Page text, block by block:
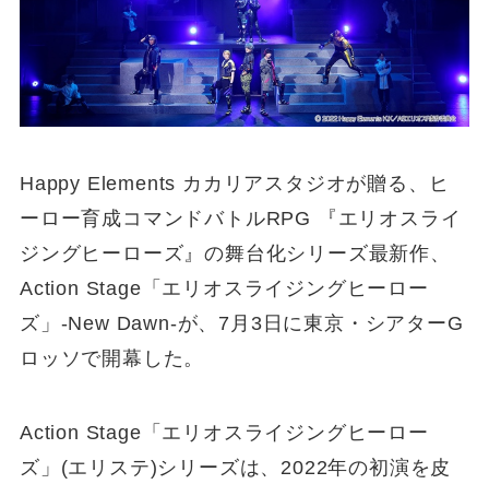
Happy Elements カカリアスタジオが贈る、ヒ
ーロー育成コマンドバトルRPG 『エリオスライ
ジングヒーローズ』の舞台化シリーズ最新作、
Action Stage「エリオスライジングヒーロー
ズ」-New Dawn-が、7月3日に東京・シアターG
ロッソで開幕した。
Action Stage「エリオスライジングヒーロー
ズ」(エリステ)シリーズは、2022年の初演を皮